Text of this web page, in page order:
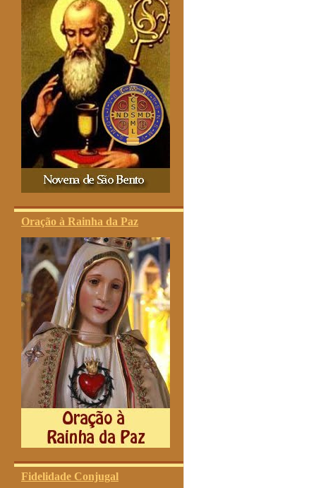
Oração à Rainha da Paz
Fidelidade Conjugal